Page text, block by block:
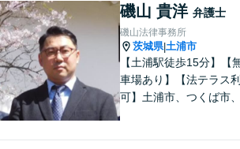
磯山 貴洋 弁護士
磯山法律事務所
茨城県|土浦市
【土浦駅徒歩15分】【
車場あり】【法テラス
可】土浦市、つくば市、